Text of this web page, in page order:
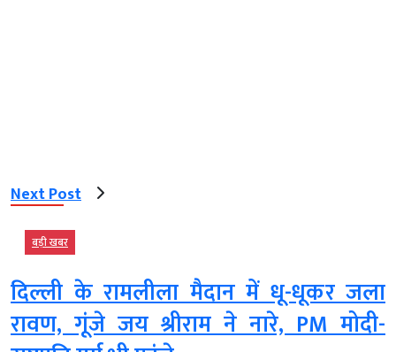
Next Post
बड़ी खबर
दिल्ली के रामलीला मैदान में धू-धूकर जला
रावण, गूंजे जय श्रीराम ने नारे, PM मोदी-